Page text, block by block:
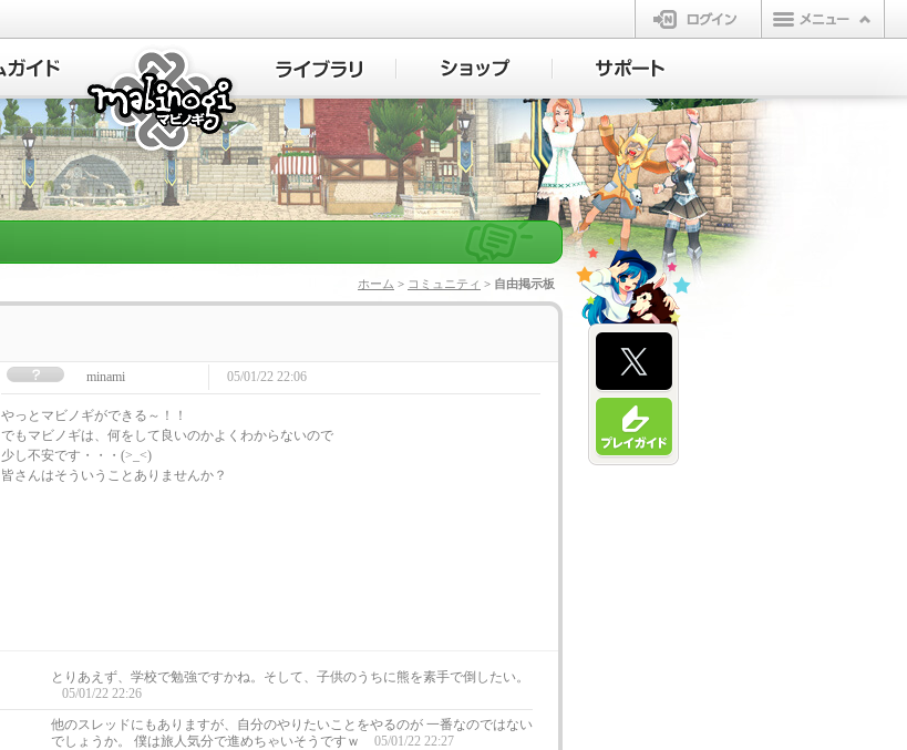
ログイン
マビノギ
ホーム > コミュニティ > 自由掲示板
minami 05/01/22 22:06
やっとマビノギができる～！！
でもマビノギは、何をして良いのかよくわからないので
少し不安です・・・(>_<)
皆さんはそういうことありませんか？
とりあえず、学校で勉強ですかね。そして、子供のうちに熊を素手で倒したい。
05/01/22 22:26
他のスレッドにもありますが、自分のやりたいことをやるのが 一番なのではない
でしょうか。 僕は旅人気分で進めちゃいそうですｗ
05/01/22 22:27